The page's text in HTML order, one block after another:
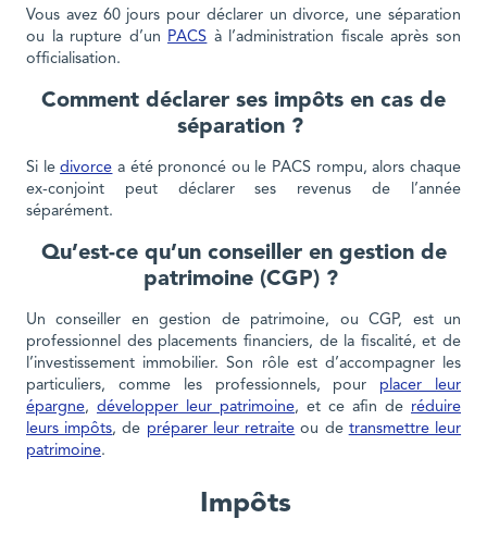
Vous avez 60 jours pour déclarer un divorce, une séparation
ou la rupture d’un PACS à l’administration fiscale après son
officialisation.
Comment déclarer ses impôts en cas de
séparation ?
Si ledivorce a été prononcé ou le PACS rompu, alors chaque
ex-conjoint peut déclarer ses revenus de l’année
séparément.
Qu’est-ce qu’un conseiller en gestion de
patrimoine (CGP) ?
Un conseiller en gestion de patrimoine, ou CGP, est un
professionnel des placements financiers, de la fiscalité, et de
l’investissement immobilier. Son rôle est d’accompagner les
particuliers, comme les professionnels, pour placer leur
épargne, développer leur patrimoine, et ce afin de réduire
leurs impôts, de préparer leur retraite ou de transmettre leur
patrimoine.
Impôts